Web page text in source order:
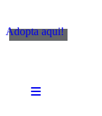
Adopta aqui!